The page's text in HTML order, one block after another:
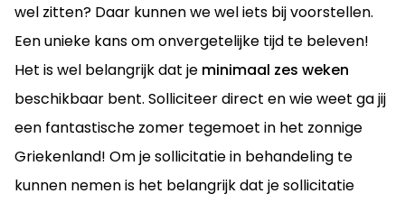
wel zitten? Daar kunnen we wel iets bij voorstellen.
Een unieke kans om onvergetelijke tijd te beleven!
Het is wel belangrijk dat je minimaal zes weken
beschikbaar bent. Solliciteer direct en wie weet ga jij
een fantastische zomer tegemoet in het zonnige
Griekenland! Om je sollicitatie in behandeling te
kunnen nemen is het belangrijk dat je sollicitatie